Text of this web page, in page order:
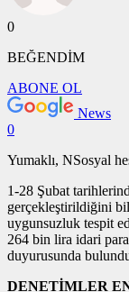
0
BEĞENDİM
ABONE OL
News
0
Yumaklı, NSosyal
1-28 Şubat
gerçekleştirildiğini
uygunsuzluk tespit
264 bin lira idari
duyurusunda
DENETİMLER